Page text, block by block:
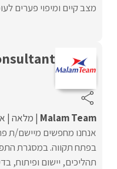
מצב קיים ומיפוי פערים
Malam Team מלאה
אנחנו מחפשים מיישם/ת
בפתח תקווה. במסגרת
תהליכים, יישום ופיתוח,